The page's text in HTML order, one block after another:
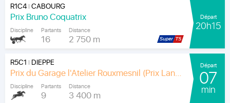
R1C4|CABOURG
Prix Bruno Coquatrix
Discipline Partants
16
Distance
2 750 m
Départ
20h15
R5C1 | DIEPPE
Prix du Garage l'Atelier Rouxmesnil (Prix Lands End)
Discipline Partants
9
Distance
3 400 m
Départ
07
min